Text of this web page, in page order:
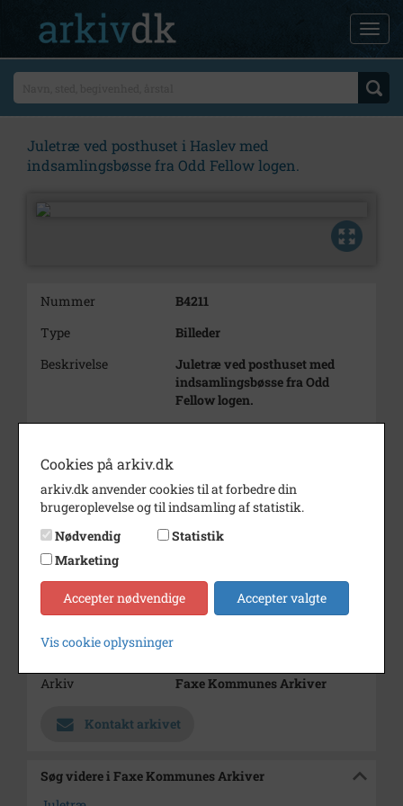
Juletræ ved posthuset i Haslev med
indsamlingsbøsse fra Odd Fellow logen.
Nummer
B4211
Type
Billeder
Beskrivelse
Juletræ ved posthuset med
indsamlingsbøsse fra Odd
Fellow logen.
Dateringsnote
Fotograf
Ukendt
Størrelse
Materiale
Se på kort
Type
Sogn (1000-2050)
Enhed
Arkiv
Faxe Kommunes Arkiver
Kontakt arkivet
Søg videre i Faxe Kommunes Arkiver
Cookies på arkiv.dk
arkiv.dk anvender cookies til at forbedre din
brugeroplevelse og til indsamling af statistik.
Nødvendig
Statistik
Marketing
Accepter nødvendige Accepter valgte
Vis cookie oplysninger